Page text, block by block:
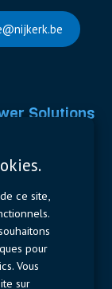
Solutions
& Fuses
ce site,
pour
Vous
sur